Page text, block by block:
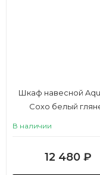
Шкаф навесной
Сохо белый
В наличии
12 480 ₽